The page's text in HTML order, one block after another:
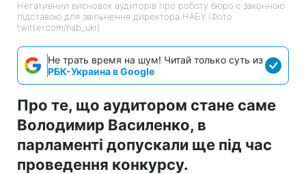
Негативний висновок аудиторів про роботу бюро є законною
підставою для звільнення директора НАБУ (Фото:
twitter.com/nab_ukr)
Не трать время на шум! Читай только суть из
РБК-Украина в Google
Про те, що аудитором стане саме
Володимир Василенко, в
парламенті допускали ще під час
проведення конкурсу.